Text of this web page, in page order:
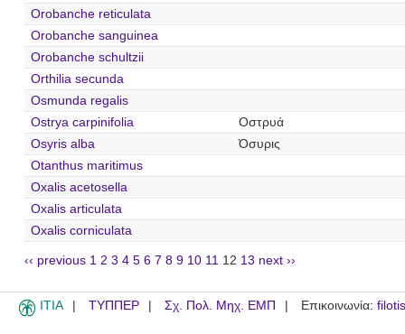
Orobanche reticulata
Orobanche sanguinea
Orobanche schultzii
Orthilia secunda
Osmunda regalis
Ostrya carpinifolia
Οστρυά
Osyris alba
Όσυρις
Otanthus maritimus
Oxalis acetosella
Oxalis articulata
Oxalis corniculata
‹‹ previous 1 2 3 4 5 6 7 8 9 10 11 12 13 next ››
ITIA ΤΥΠΠΕΡ Σχ. Πολ. Μηχ. ΕΜΠ Επικοινωνία: